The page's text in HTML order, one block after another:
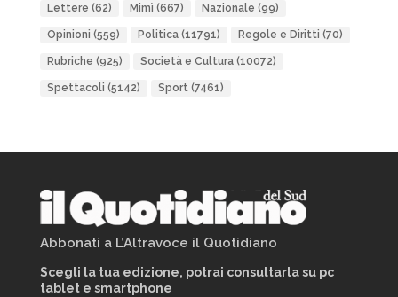
Lettere (62) Mimì (667) Nazionale (99)
Opinioni (559) Politica(11791) Regole e Diritti (70)
Rubriche (925) Società e Cultura(10072)
Spettacoli (5142) Sport(7461)
Abbonati a L’Altravoce il Quotidiano
Scegli la tua edizione, potrai consultarla su pc
tablet e smartphone